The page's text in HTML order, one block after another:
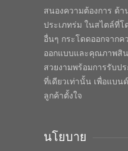
สนองความต้องการ ด้
ประเภทร่ม ในสไตล์ที่
อื่นๆ กระโดดออกจากค
ออกแบบและคุณภาพสิน
สวยงามพร้อมการรับป
ที่เดียวเท่านั้น เพื่อแบ
ลูกค้าตั้งใจ
นโยบาย